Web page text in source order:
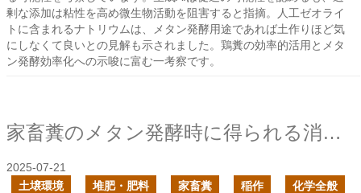
剰な添加は粘性を高め微生物活動を阻害すると指摘。人工ゼオライ
トに含まれるナトリウムは、メタン発酵用途であれば土作りほど気
にしなくて良いとの見解も示されました。鶏糞の効率的活用とメタ
ン発酵効率化への示唆に富む一考察です。
家畜糞のメタン発酵時に得られる消化液は大規模稲作の問題を解決する可能性があるのでは？
2025-07-21
土壌環境
堆肥・肥料 家畜糞 稲作 化学全般